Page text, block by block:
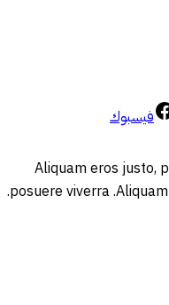
فيسبوك
Aliquam eros justo,
posuere viverra